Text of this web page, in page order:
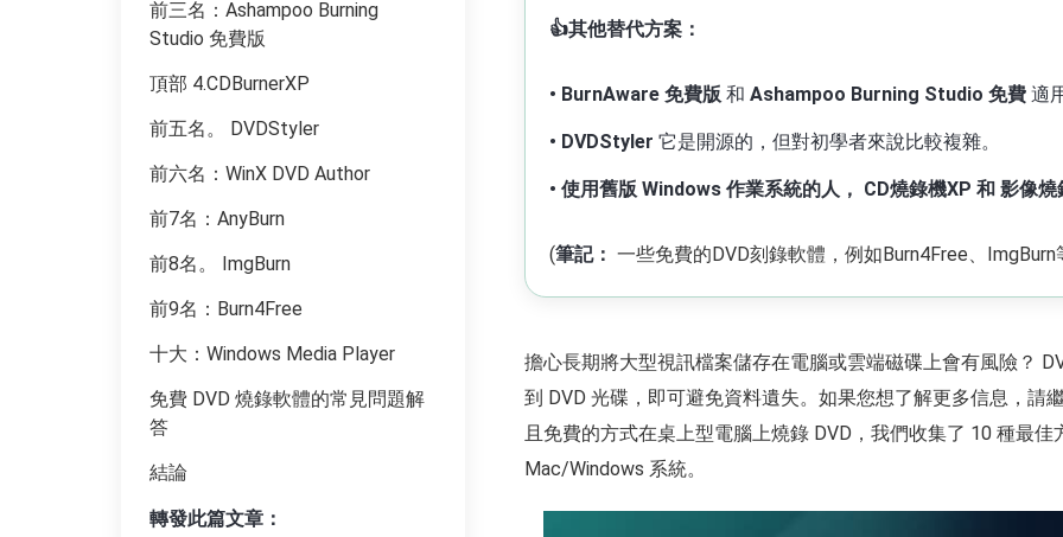
前三名：Ashampoo Burning
Studio 免費版
頂部 4.CDBurnerXP
前五名。 DVDStyler
前六名：WinX DVD Author
前7名：AnyBurn
前8名。 ImgBurn
前9名：Burn4Free
十大：Windows Media Player
免費 DVD 燒錄軟體的常見問題解
答
結論
轉發此篇文章：
👍其他替代方案：
• BurnAware 免費版 和 Ashampoo Burning Studio 免費 適
• DVDStyler 它是開源的，但對初學者來說比較複雜。
• 使用舊版 Windows 作業系統的人， CD燒錄機XP 和 影像燒
(筆記： 一些免費的DVD刻錄軟體，例如Burn4Free、
擔心長期將大型視訊檔案儲存在電腦或雲端磁碟上會有風險？
到 DVD 光碟，即可避免資料遺失。如果您想了解更多信息，請
且免費的方式在桌上型電腦上燒錄 DVD，我們收集了 10 種最
Mac/Windows 系統。